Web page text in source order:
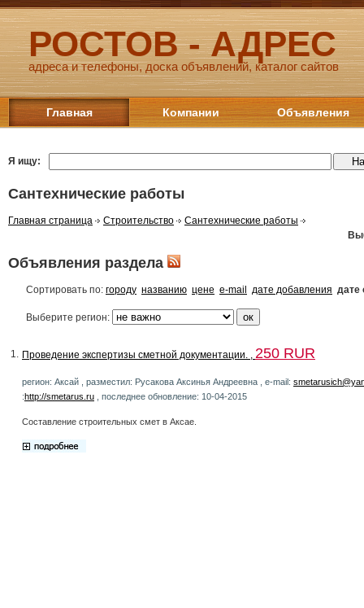
РОСТОВ - АДРЕС
адреса и телефоны, доска объявлений, каталог сайтов
Главная Компании Объявления
Я ищу:
Сантехнические работы
Главная страница Строительство
Сантехнические работы
Объявления раздела
Сортировать по: городу названию цене e-mail дате добавления дате
Выберите регион:
1. Проведение экспертизы сметной документации. , 250 RUR
регион: Аксай , разместил: Русакова Аксинья Андреевна , e-mail:
:http://smetarus.ru , последнее обновление: 10-04-2015
Составление строительных смет в Аксае.